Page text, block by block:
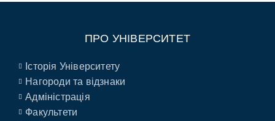
ПРО УНІВЕРСИТЕТ
Історія Університету
Нагороди та відзнаки
Адміністрація
Факультети